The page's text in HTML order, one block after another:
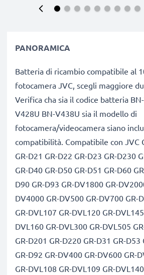
PANORAMICA
Batteria di ricambio compatibile al
fotocamera JVC, scegli maggiore
Verifica cha sia il codice batteria
V428U BN-V438U sia il modello di
fotocamera/videocamera siano
compatibilità. Compatibile con JVC
GR-D21 GR-D22 GR-D23 GR-D230
GR-D40 GR-D50 GR-D51 GR-D60
D90 GR-D93 GR-DV1800 GR-
DV4000 GR-DV500 GR-DV700 GR-
GR-DVL107 GR-DVL120 GR-
DVL160 GR-DVL300 GR-DVL505
GR-D201 GR-D220 GR-D31 GR-D53
GR-D92 GR-DV400 GR-DV600 GR-
GR-DVL108 GR-DVL109 GR-